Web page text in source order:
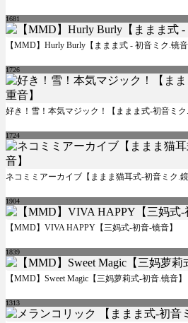
1681
【MMD】Hurly Burly【ままま式 - 初音ミク.镜音
1726
好き！雪！本気マジック！【ままま式-初音ミク.
1724
ネコミミアーカイブ【ままま猫耳式-初音ミク.鏡
1904
【MMD】VIVA HAPPY【三妈式-初音-镜音】
1839
【MMD】Sweet Magic【三妈萝莉式-初音.镜音】
1313